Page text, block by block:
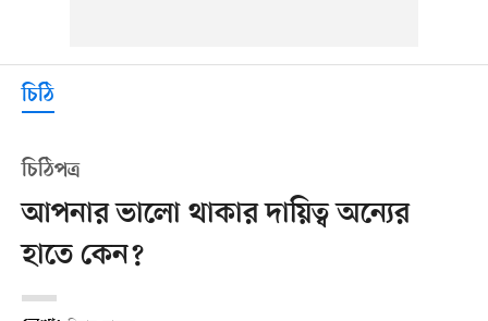
চিঠি
চিঠিপত্র
আপনার ভালো থাকার দায়িত্ব অন্যের
হাতে কেন?